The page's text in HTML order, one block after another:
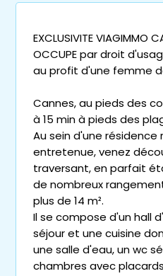
EXCLUSIVITE VIAGIMMO
OCCUPE par droit
au profit d'une femme
Cannes, au pieds des
à 15 min à pieds des
Au sein d'une
entretenue, venez
traversant, en parfait
de nombreux
plus de 14 m².
Il se compose d'un hall
séjour et une cuisine
une salle d'eau, un wc
chambres avec